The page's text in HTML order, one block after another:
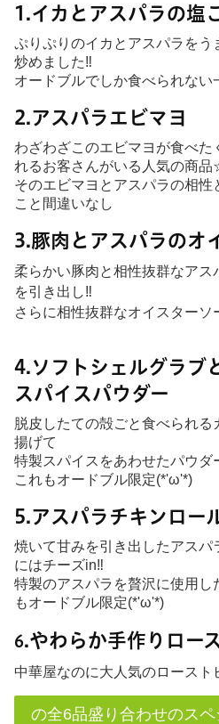
1.イカとアスパラの塩
ぷりぷりのイカとアスパラを
炒めました‼
オードブルでしか食べられない
2.アスパラエビマヨ
わざわざこのエビマヨが食べた
れるお客さんがいる人気の商
そのエビマヨとアスパラの相性
こと間違いなし
3.豚肉とアスパラのオ
柔らかい豚肉と相性抜群なアス
を引き出し‼
さらに相性抜群なオイスターソ
4.ソフトシェルグラブ
スパイスパウダー
脱皮したての殻ごと食べられる
揚げて
特製スパイスをあわせたパウダ
これもオードブル限定(*'ω'*)
5.アスパラチキンロ
焼いて甘みを引き出したアスパ
にはチーズin‼
特製のアスパラを贅沢に使用
もオードブル限定(*'ω'*)
6.やわらか手作りロー
中華屋なのに大人気のロースト
の全6品盛り合わせのス